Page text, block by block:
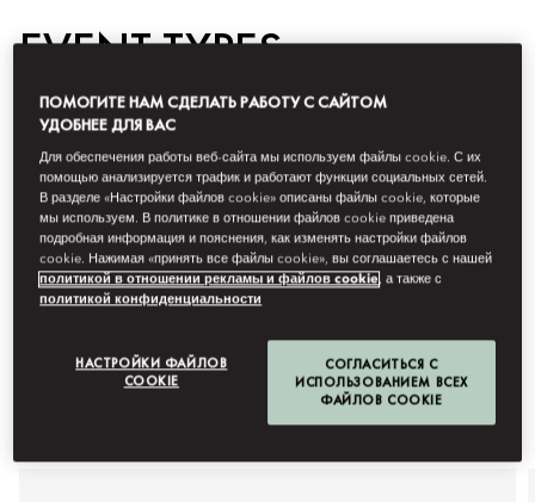
EVENT TYPES
ПОМОГИТЕ НАМ СДЕЛАТЬ РАБОТУ С САЙТОМ
УДОБНЕЕ ДЛЯ ВАС
Для обеспечения работы веб-сайта мы используем файлы cookie. С их
помощью анализируется трафик и работают функции социальных сетей.
В разделе «Настройки файлов cookie» описаны файлы cookie, которые
мы используем. В политике в отношении файлов cookie приведена
подробная информация и пояснения, как изменять настройки файлов
cookie. Нажимая «принять все файлы cookie», вы соглашаетесь с нашей
политикой в отношении рекламы и файлов cookie, а также с
политикой конфиденциальности
НАСТРОЙКИ ФАЙЛОВ
COOKIE
СОГЛАСИТЬСЯ С
ИСПОЛЬЗОВАНИЕМ ВСЕХ
ФАЙЛОВ COOKIE